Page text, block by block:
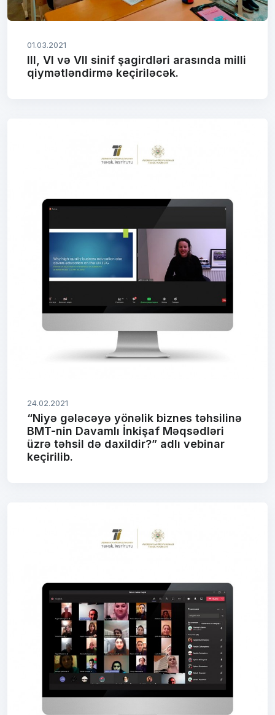
01.03.2021
III, VI və VII sinif şagirdləri arasında milli
qiymətləndirmə keçiriləcək.
24.02.2021
“Niyə gələcəyə yönəlik biznes təhsilinə
BMT-nin Davamlı İnkişaf Məqsədləri
üzrə təhsil də daxildir?” adlı vebinar
keçirilib.